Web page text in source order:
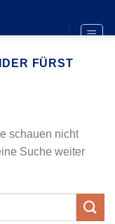
FÜRST
schauen nicht
Suche weiter